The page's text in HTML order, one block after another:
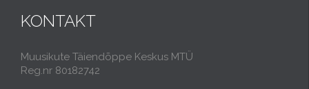
KONTAKT
Muusikute Täiendõppe Keskus MTÜ
Reg.nr 80182742